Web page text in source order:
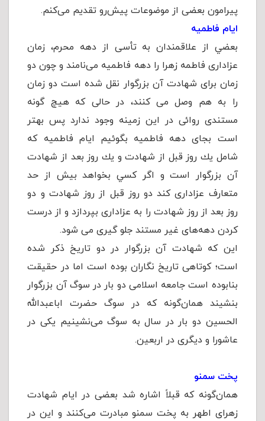
پیرامون بعضی از موضوعات پیش‌رو تقدیم می‌کنم.
ايام فاطميه
بعضي از علاقمندان به تأسی از دهه محرم، زمان
عزاداری فاطمه زهرا را دهه فاطميه می‌نامند و چون دو
زمان برای شهادت آن بزرگوار نقل شده است دو زمان
را به هم وصل می كنند، در حالی كه هيچ گونه
مستندی روائی در اين زمينه وجود ندارد پس بهتر
است بجای دهه فاطميه بگوئيم ايام فاطميه كه
شامل يك روز قبل از شهادت و يك روز بعد از شهادت
آن بزرگوار است و اگر كسي بخواهد بيش از حد
متعارف عزاداری كند دو روز قبل از روز شهادت و دو
روز بعد از روز شهادت را به عزاداری بپردازد و از درست
كردن دهه‌های غير مستند جلو گيری می شود.
این که شهادت آن بزرگوار در دو تاریخ ذکر شده
است؛ کوتاهی تاریخ نگاران بوده است اما در حقیقت
بنابوده است جامعه اسلامی دو بار در سوگ آن بزرگوار
بنشیند همان‌گونه که در سوگ حضرت اباعبدالله
الحسین دو بار در سال به سوگ می‌نشینیم یکی در
عاشورا و دیگری در اربعین.
پخت سمنو
همان‌گونه که قبلاً اشاره شد بعضی در ايام شهادت
زهرای اطهر به پخت سمنو مبادرت می‌كنند و اين در